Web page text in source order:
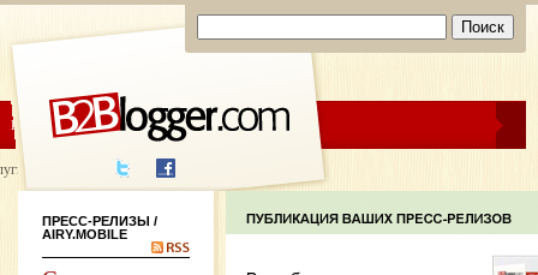
ЦЕНЫ ПОМОЩЬ
написания
ПРЕСС-РЕЛИЗЫ /
AIRY.MOBILE